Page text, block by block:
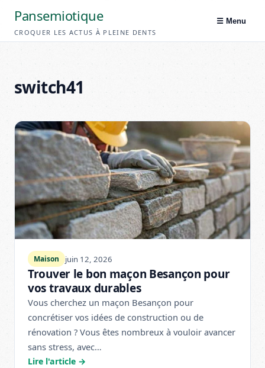
Pansemiotique
CROQUER LES ACTUS À PLEINE DENTS
☰ Menu
switch41
Maison juin 12, 2026
Trouver le bon maçon Besançon pour
vos travaux durables
Vous cherchez un maçon Besançon pour
concrétiser vos idées de construction ou de
rénovation ? Vous êtes nombreux à vouloir avancer
sans stress, avec…
Lire l'article →